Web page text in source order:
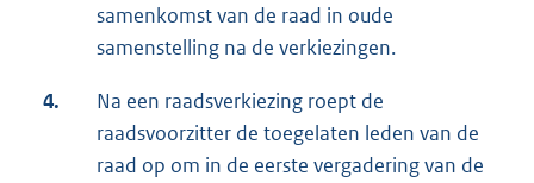
samenkomst van de raad in oude
samenstelling na de verkiezingen.
4.
Na een raadsverkiezing roept de
raadsvoorzitter de toegelaten leden van de
raad op om in de eerste vergadering van de